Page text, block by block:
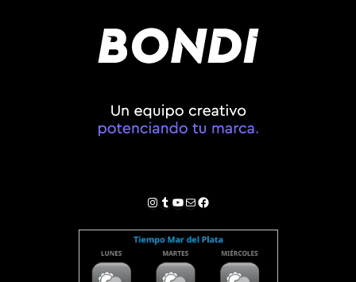
Instagram
Tumblr
YouTube
Correo electrónico
Facebook